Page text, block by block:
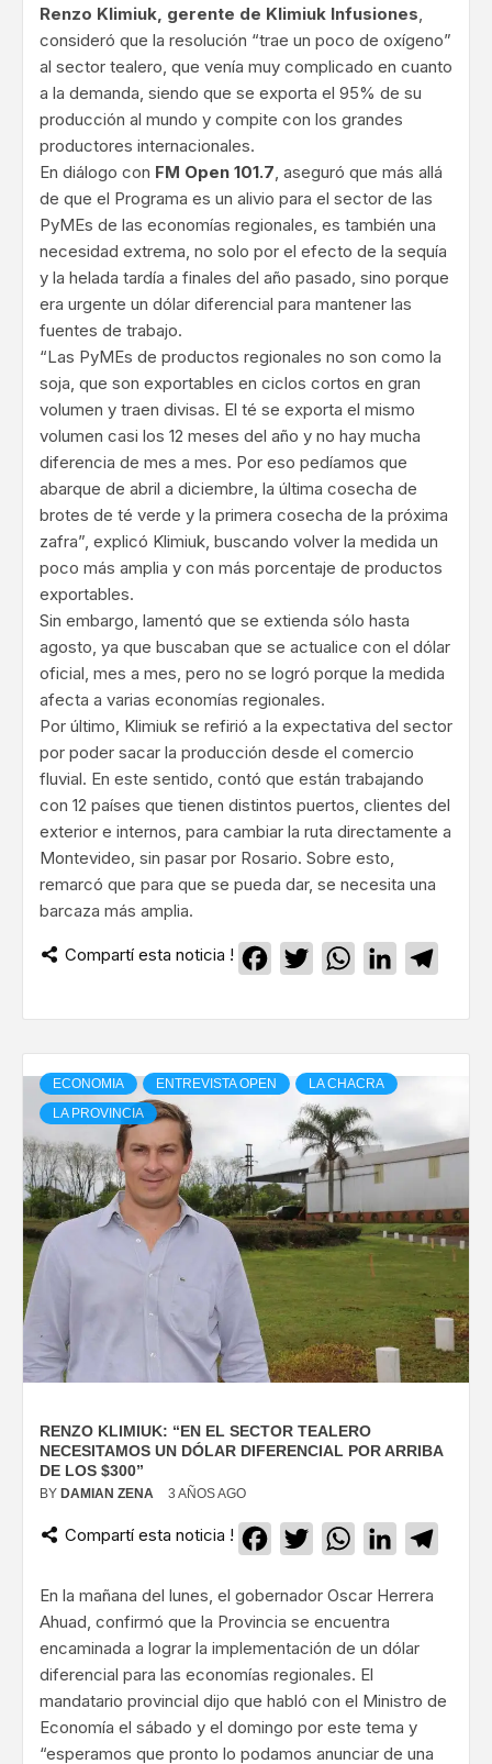
Renzo Klimiuk, gerente de Klimiuk Infusiones,
consideró que la resolución “trae un poco de oxígeno”
al sector tealero, que venía muy complicado en cuanto
a la demanda, siendo que se exporta el 95% de su
producción al mundo y compite con los grandes
productores internacionales.
En diálogo con FM Open 101.7, aseguró que más allá
de que el Programa es un alivio para el sector de las
PyMEs de las economías regionales, es también una
necesidad extrema, no solo por el efecto de la sequía
y la helada tardía a finales del año pasado, sino porque
era urgente un dólar diferencial para mantener las
fuentes de trabajo.
“Las PyMEs de productos regionales no son como la
soja, que son exportables en ciclos cortos en gran
volumen y traen divisas. El té se exporta el mismo
volumen casi los 12 meses del año y no hay mucha
diferencia de mes a mes. Por eso pedíamos que
abarque de abril a diciembre, la última cosecha de
brotes de té verde y la primera cosecha de la próxima
zafra”, explicó Klimiuk, buscando volver la medida un
poco más amplia y con más porcentaje de productos
exportables.
Sin embargo, lamentó que se extienda sólo hasta
agosto, ya que buscaban que se actualice con el dólar
oficial, mes a mes, pero no se logró porque la medida
afecta a varias economías regionales.
Por último, Klimiuk se refirió a la expectativa del sector
por poder sacar la producción desde el comercio
fluvial. En este sentido, contó que están trabajando
con 12 países que tienen distintos puertos, clientes del
exterior e internos, para cambiar la ruta directamente a
Montevideo, sin pasar por Rosario. Sobre esto,
remarcó que para que se pueda dar, se necesita una
barcaza más amplia.
Compartí esta noticia ! Facebook
TwitterWhatsApp
LinkedIn
ECONOMIA ENTREVISTA OPEN
LA CHACRA
LA PROVINCIA
RENZO KLIMIUK: “EN EL SECTOR TEALERO
NECESITAMOS UN DÓLAR DIFERENCIAL POR ARRIBA
DE LOS $300”
BY DAMIAN ZENA 3 AÑOS AGO
Compartí esta noticia ! Facebook
TwitterWhatsApp
LinkedIn
En la mañana del lunes, el gobernador Oscar Herrera
Ahuad, confirmó que la Provincia se encuentra
encaminada a lograr la implementación de un dólar
diferencial para las economías regionales. El
mandatario provincial dijo que habló con el Ministro de
Economía el sábado y el domingo por este tema y
“esperamos que pronto lo podamos anunciar de una